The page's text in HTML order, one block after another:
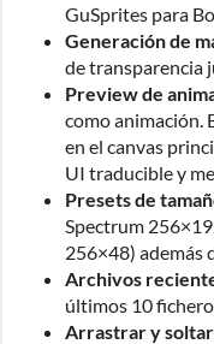
GuSprites para
Generación de
de transparencia
Preview de
como animación.
en el canvas
UI traducible y
Presets de
Spectrum
256×48) además
Archivos
últimos 10
Arrastrar y soltar